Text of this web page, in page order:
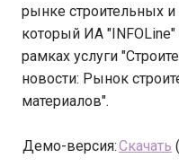
рынке строительных
который ИА "INFOLine"
рамках услуги
новости: Рынок
материалов".
Демо-версия:Скачать